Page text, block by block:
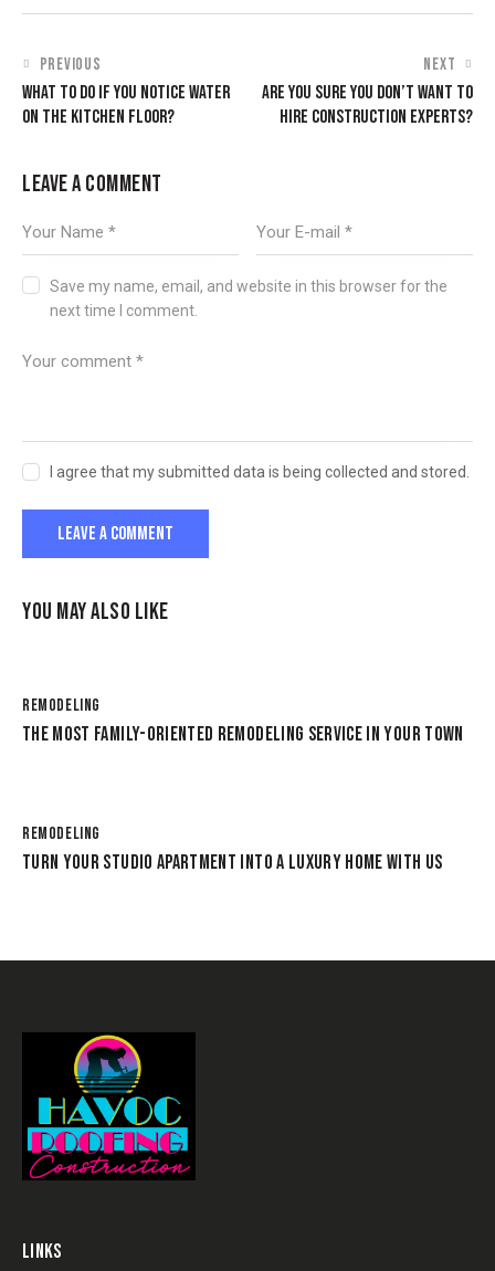
PREVIOUS
WHAT TO DO IF YOU NOTICE WATER
ON THE KITCHEN FLOOR?
NEXT
ARE YOU SURE YOU DON’T WANT TO
HIRE CONSTRUCTION EXPERTS?
LEAVE A COMMENT
Save my name, email, and website in this browser for the
next time I comment.
I agree that my submitted data is being collected and stored.
YOU MAY ALSO LIKE
REMODELING
THE MOST FAMILY-ORIENTED REMODELING SERVICE IN YOUR TOWN
REMODELING
TURN YOUR STUDIO APARTMENT INTO A LUXURY HOME WITH US
LINKS